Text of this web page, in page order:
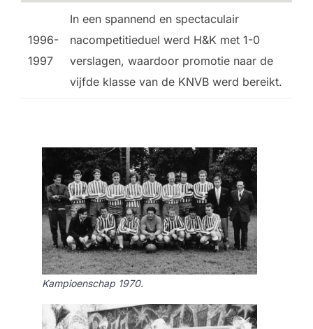
1996-
1997
In een spannend en spectaculair
nacompetitieduel werd H&K met 1-0
verslagen, waardoor promotie naar de
vijfde klasse van de KNVB werd bereikt.
Kampioenschap 1970.